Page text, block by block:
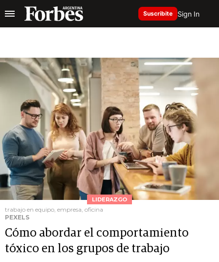
Suscribite Sign In
LIDERAZGO
trabajo en equipo, empresa, oficina
PEXELS
Cómo abordar el comportamiento
tóxico en los grupos de trabajo